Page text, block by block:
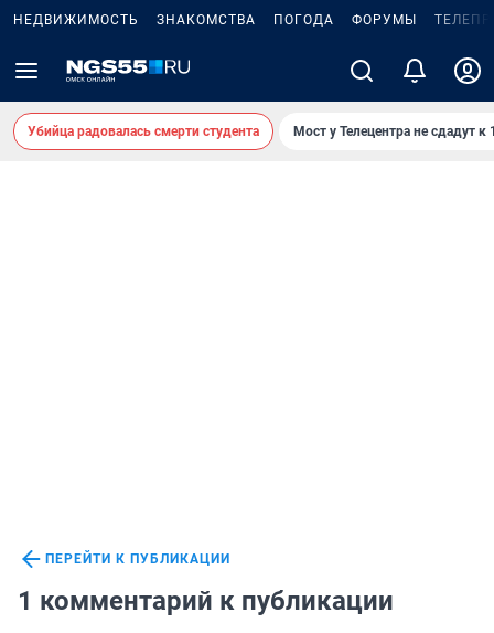
НЕДВИЖИМОСТЬ ЗНАКОМСТВА ПОГОДА ФОРУМЫ
Убийца радовалась смерти студента Мост у Телецентра не сдадут к
ПЕРЕЙТИ К ПУБЛИКАЦИИ
1 комментарий к публикации